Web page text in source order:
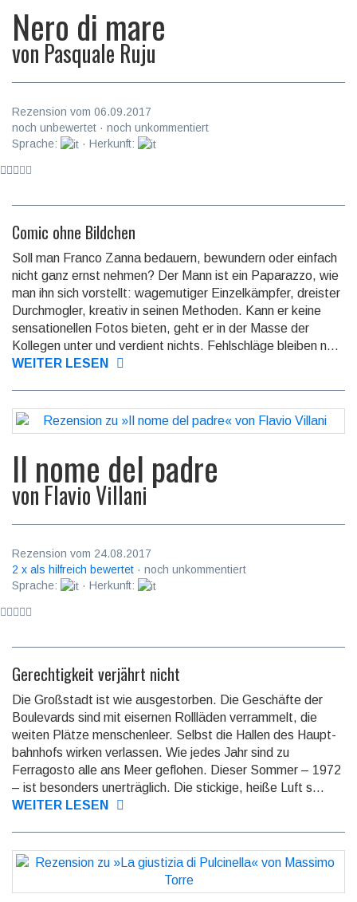
Nero di mare
von Pasquale Ruju
Rezension vom 06.09.2017
noch unbewertet · noch unkommentiert
Sprache:
· Herkunft:
Comic ohne Bildchen
Soll man Franco Zanna bedauern, bewundern oder einfach
nicht ganz ernst nehmen? Der Mann ist ein Paparazzo, wie
man ihn sich vorstellt: wage­mutiger Einzel­kämpfer, dreister
Durch­mogler, kreativ in seinen Methoden. Kann er keine
sensa­tionellen Fotos bieten, geht er in der Masse der
Kollegen unter und verdient nichts. Fehl­schläge bleiben n...
WEITER LESEN
Il nome del padre
von Flavio Villani
Rezension vom 24.08.2017
2 x als hilfreich bewertet · noch unkommentiert
Sprache:
· Herkunft:
Gerechtigkeit verjährt nicht
Die Großstadt ist wie ausgestorben. Die Geschäfte der
Boule­vards sind mit eisernen Roll­läden verram­melt, die
weiten Plätze menschen­leer. Selbst die Hallen des Haupt­
bahn­hofs wirken verlassen. Wie jedes Jahr sind zu
Ferragosto alle ans Meer geflohen. Dieser Sommer – 1972
– ist besonders unerträg­lich. Die stickige, heiße Luft s...
WEITER LESEN